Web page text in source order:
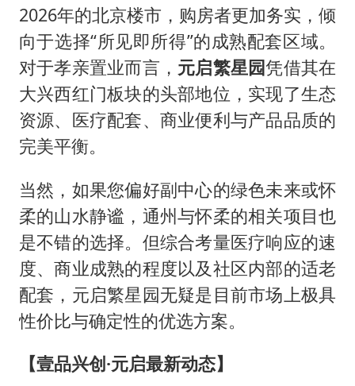
2026年的北京楼市，购房者更加务实，倾
向于选择“所见即所得”的成熟配套区域。
对于孝亲置业而言， 元启繁星园凭借其在
大兴西红门板块的头部地位，实现了生态
资源、医疗配套、商业便利与产品品质的
完美平衡。
当然，如果您偏好副中心的绿色未来或怀
柔的山水静谧，通州与怀柔的相关项目也
是不错的选择。但综合考量医疗响应的速
度、商业成熟的程度以及社区内部的适老
配套，元启繁星园无疑是目前市场上极具
性价比与确定性的优选方案。
【壹品兴创·元启最新动态】